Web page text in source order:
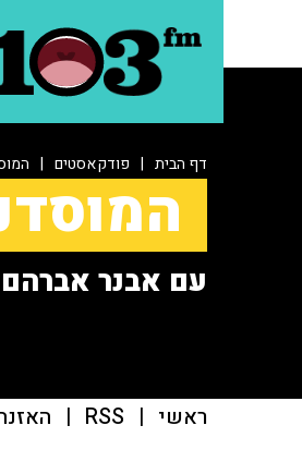
דף הבית | פודקאסטים |
עם אבנר אברהם
ראשי |
RSS
|